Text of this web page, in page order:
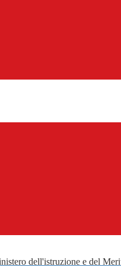
dell'istruzione e del